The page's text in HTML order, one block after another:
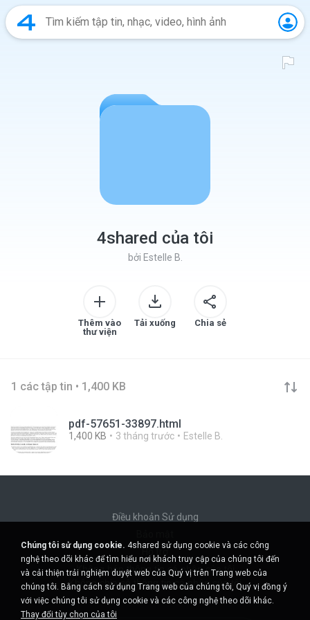
4shared của tôi
bởi Estelle B.
Thêm vào
thư viện
Tải xuống Chia sẻ
1 các tập tin • 1,400 KB
pdf-57651-33897.html
1,400 KB 3 tháng trước Estelle B.
Điều khoản Sử dụng
Hỗ trợ
Không bán thông tin cá nhân của tôi
Không chia sẻ thông tin cá nhân của tôi
Chúng tôi sử dụng cookie. 4shared sử dụng cookie và các công
nghệ theo dõi khác để tìm hiểu nơi khách truy cập của chúng tôi đến
và cải thiện trải nghiệm duyệt web của Quý vị trên Trang web của
chúng tôi. Bằng cách sử dụng Trang web của chúng tôi, Quý vị đồng ý
với việc chúng tôi sử dụng cookie và các công nghệ theo dõi khác.
Thay đổi tùy chọn của tôi